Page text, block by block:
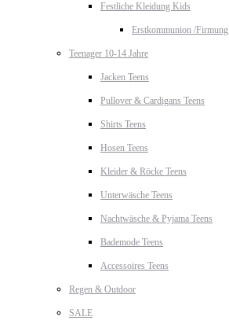
Festliche Kleidung Kids
Erstkommunion /Firmung
Teenager 10-14 Jahre
Jacken Teens
Pullover & Cardigans Teens
Shirts Teens
Hosen Teens
Kleider & Röcke Teens
Unterwäsche Teens
Nachtwäsche & Pyjama Teens
Bademode Teens
Accessoires Teens
Regen & Outdoor
SALE